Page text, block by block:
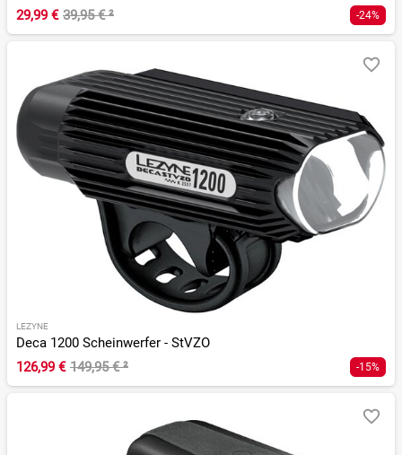
29,99 € 39,95 €² -24%
LEZYNE
Deca 1200 Scheinwerfer - StVZO
126,99 € 149,95 €² -15%